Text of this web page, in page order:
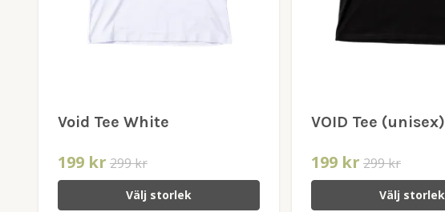
Void Tee White
199 kr 299 kr
Välj storlek
VOID Tee (unisex)
199 kr 299 kr
Välj storlek